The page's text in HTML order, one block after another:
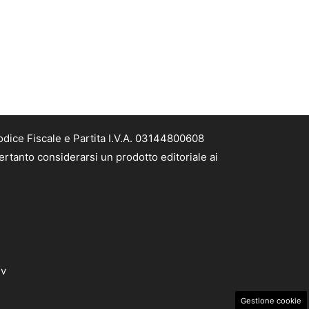
Fiscale e Partita I.V.A. 03144800608
considerarsi un prodotto editoriale ai
Gestione cookie